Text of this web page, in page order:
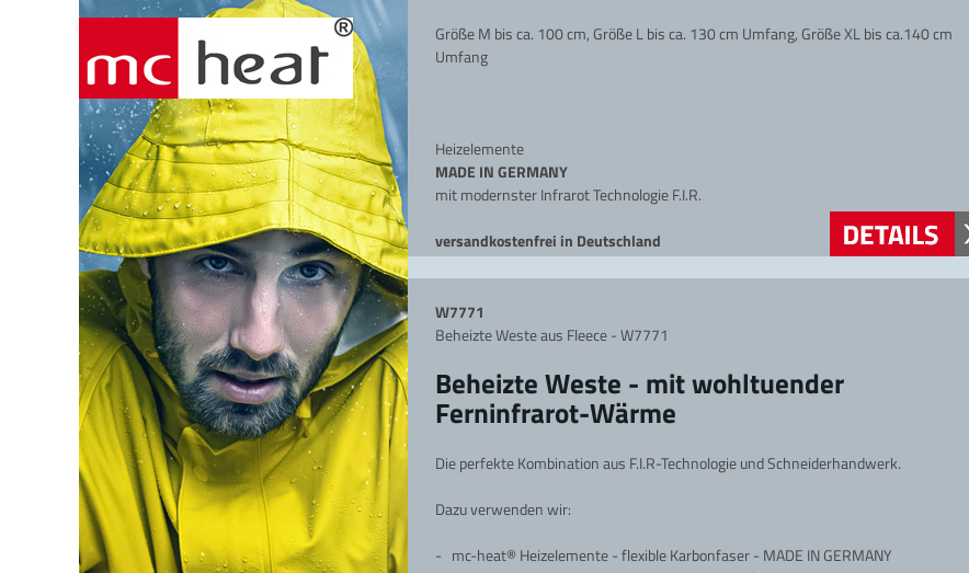
Größe M bis ca. 100 cm, Größe L bis ca. 130 cm Umfang, Größe XL bis ca.140 cm
Umfang
Heizelemente
MADE IN GERMANY
mit modernster Infrarot Technologie F.I.R.
versandkostenfrei in Deutschland
W7771
Beheizte Weste aus Fleece - W7771
Beheizte Weste - mit wohltuender
Ferninfrarot-Wärme
Die perfekte Kombination aus F.I.R-Technologie und Schneiderhandwerk.
Dazu verwenden wir:
- mc-heat® Heizelemente - flexible Karbonfaser - MADE IN GERMANY